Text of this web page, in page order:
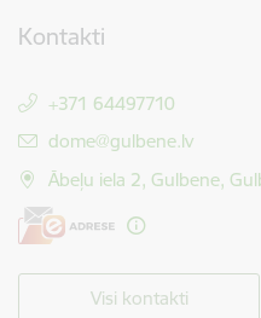
Kontakti
+371 64497710
E-pasts:
dome@gulbene.lv
Ābeļu iela 2, Gulbene,
Visi kontakti